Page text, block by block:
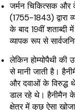
जर्मन चिकित्सक और
(1755-1843)
के बाद 19वीं शताब्दी
व्यापक रूप से
लेकिन होम्योपैथी की
से मानी जाती है।
और दवाओं के विरुद्ध
डाल रहे थे। हैनीमैन
क्षेत्र में कुछ ऐसा